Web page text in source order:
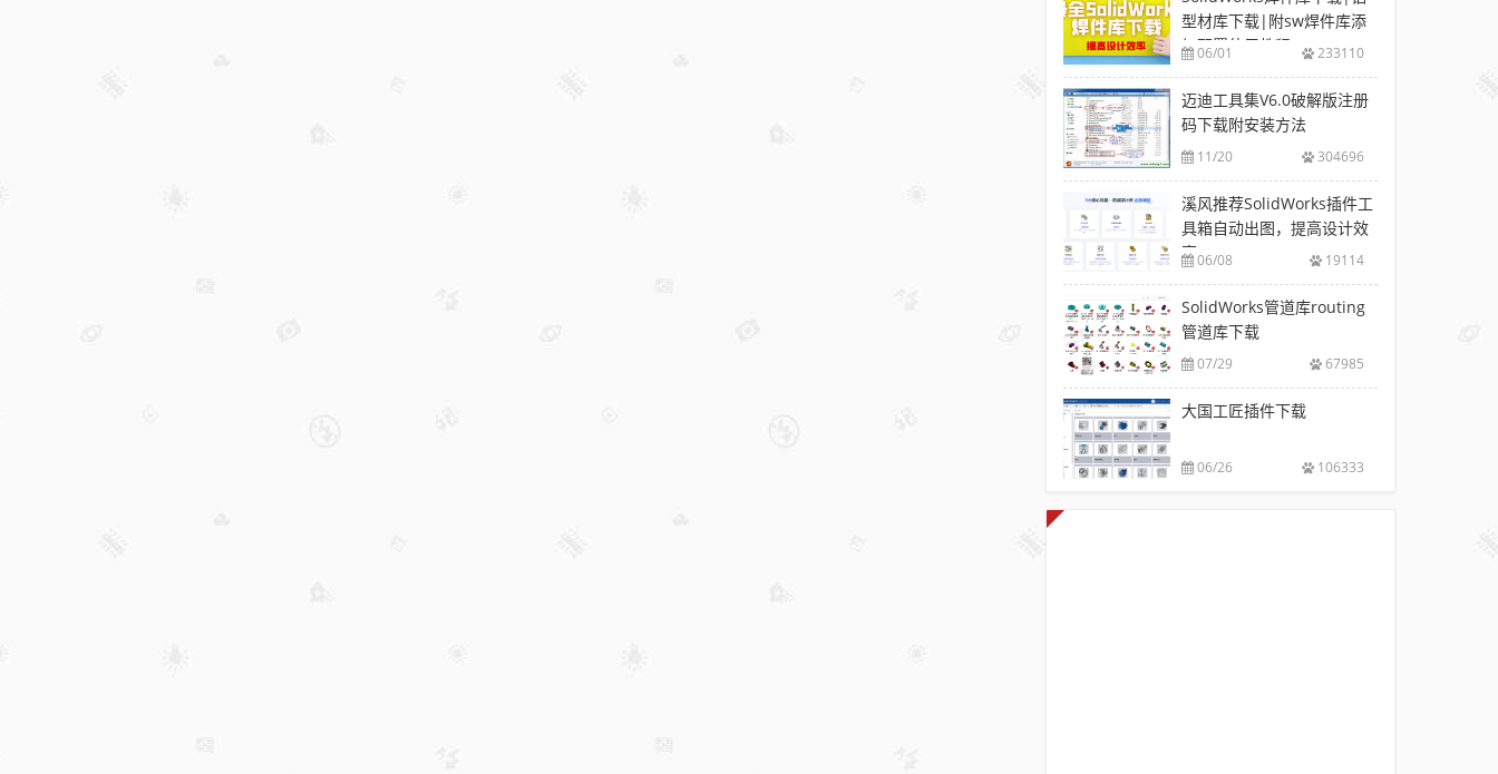
型材库下载|附sw焊件库添
加配置使用教程
06/01 233110
迈迪工具集V6.0破解版注册
码下载附安装方法
11/20 304696
溪风推荐SolidWorks插件工
具箱自动出图，提高设计效
率06/08 19114
SolidWorks管道库routing
管道库下载
07/29 67985
大国工匠插件下载
06/26 106333